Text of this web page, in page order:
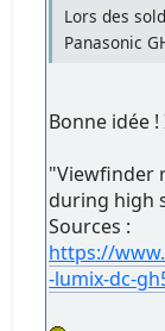
Lors des
Panasonic
Bonne idée
"Viewfinder
during high
Sources :
https://
-lumix-dc-